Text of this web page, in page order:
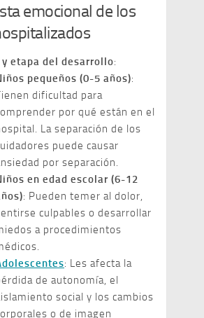
emocional de los
y etapa del desarrollo:
pequeños (0-5 años):
dificultad para
por qué están en el
La separación de los
puede causar
por separación.
en edad escolar (6-12
: Pueden temer al dolor,
culpables o desarrollar
a procedimientos
: Les afecta la
de autonomía, el
social y los cambios
o de imagen